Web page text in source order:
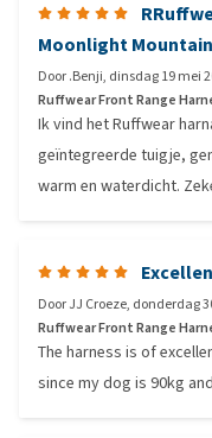
Moonlight
Door.Benji, dinsdag 19 mei
Ruffwear Front Range
Ik vind het Ruffwear
geïntegreerde tuigje,
warm en waterdicht.
DoorJJ Croeze, donderdag
Ruffwear Front Range
The harness is of
since my dog is 90kg